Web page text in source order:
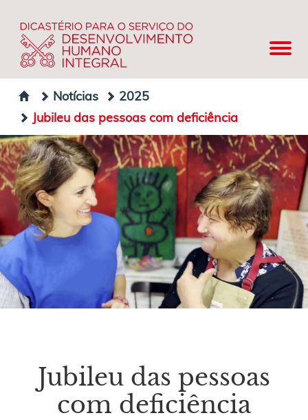
Notícias
2025
Jubileu das pessoas com deficiência
Jubileu das pessoas
com deficiência